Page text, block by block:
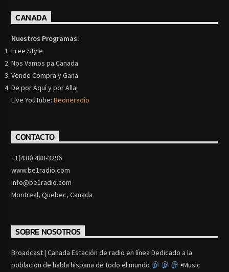
CANADA
Nuestros Programas:
Free Style
Nos Vamos pa Canada
Vende Compra y Gana
De por Aquí y por Alla!
Live YouTube:Beoneradio
CONTACTO
+1(438) 488-3296
www.be1radio.com
info@be1radio.com
Montreal, Quebec, Canada
SOBRE NOSOTROS
Broadcast | Canada Estación de radio en línea Dedicado a la
población de habla hispana de todo el mundo
▪Music